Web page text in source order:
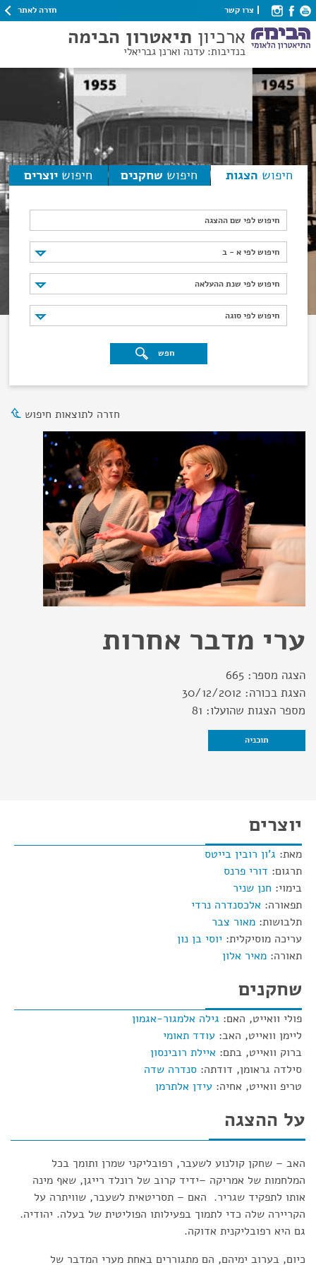
צרו קשר חזרה לאתר
ארכיון תיאטרון הבימה
בנדיבות: עדנה וארנן גבריאלי
חיפוש הצגות חיפוש שחקנים חיפוש יוצרים
חיפוש לפי שם ההצגה
חיפוש לפי א - ב
חיפוש לפי א - ב
חיפוש לפי שנת ההעלאה
חיפוש לפי שנת ההעלאה
חיפוש לפי סוגה
חיפוש לפי סוגה
חפש
חזרה לתוצאות חיפוש
ערי מדבר אחרות
הצגה מספר: 665
הצגת בכורה: 30/12/2012
מספר הצגות שהועלו: 81
תוכניה
יוצרים
מאת: ג'ון רובין בייטס
תרגום: דורי פרנס
בימוי: חנן שניר
תפאורה: אלכסנדרה נרדי
תלבושות: מאור צבר
עריכה מוסיקלית: יוסי בן נון
תאורה: מאיר אלון
שחקנים
פולי וואייט, האם: גילה אלמגור-אגמון
ליימן וואייט, האב: עודד תאומי
ברוק וואייט, בתם: איילת רובינסון
סילדה גראומן, דודתה: סנדרה שדה
טריפ וואייט, אחיה: עידן אלתרמן
על ההצגה
האב – שחקן קולנוע לשעבר, רפובליקני שמרן ותומך בכל
המלחמות של אמריקה –ידיד קרוב של רונלד רייגן, שאף מינה
אותו לתפקיד שגריר. האם – תסריטאית לשעבר, שוויתרה על
הקריירה שלה כדי לתמוך בפעילותו הפוליטית של בעלה. יהודיה.
גם היא רפובליקנית אדוקה.
כיום, בערוב ימיהם, הם מתגוררים באחת מערי המדבר של